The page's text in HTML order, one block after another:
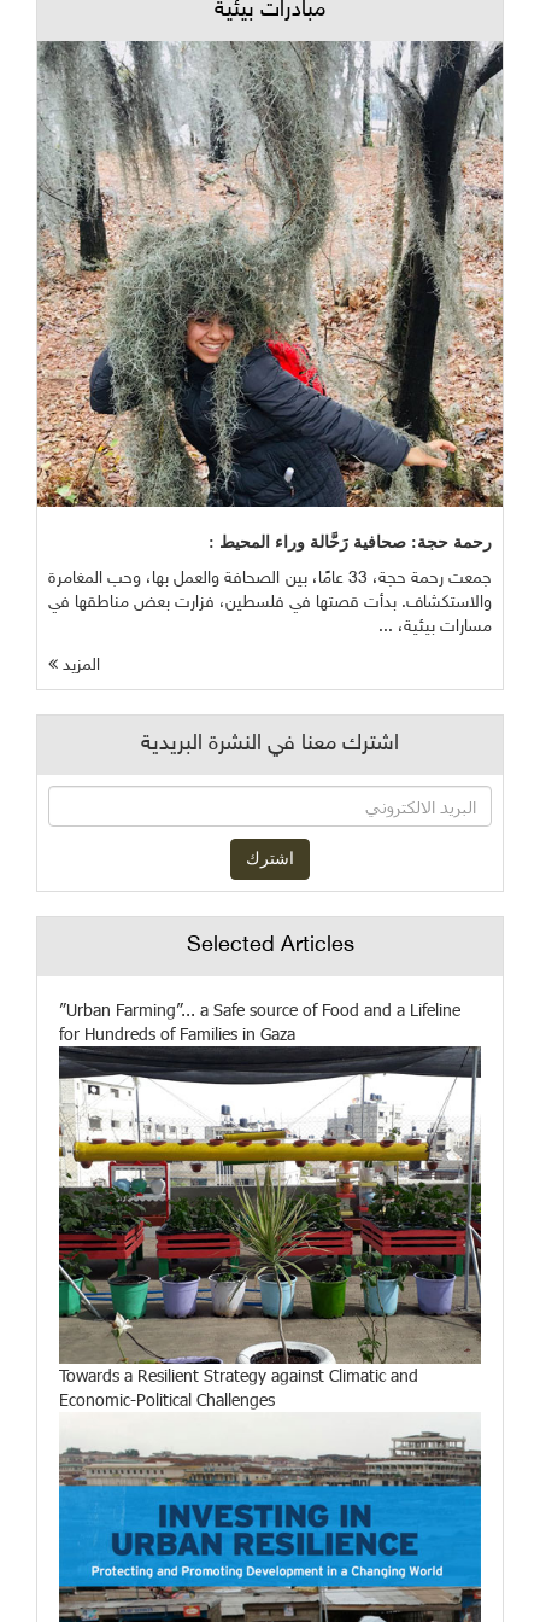
مبادرات بيئية
رحمة حجة: صحافية رَحَّالة وراء المحيط :
جمعت رحمة حجة، 33 عامًا، بين الصحافة والعمل بها، وحب المغامرة
والاستكشاف. بدأت قصتها في فلسطين، فزارت بعض مناطقها في
مسارات بيئية، ...
المزيد
اشترك معنا في النشرة البريدية
Selected Articles
”Urban Farming”... a Safe source of Food and a Lifeline
for Hundreds of Families in Gaza
Towards a Resilient Strategy against Climatic and
Economic-Political Challenges